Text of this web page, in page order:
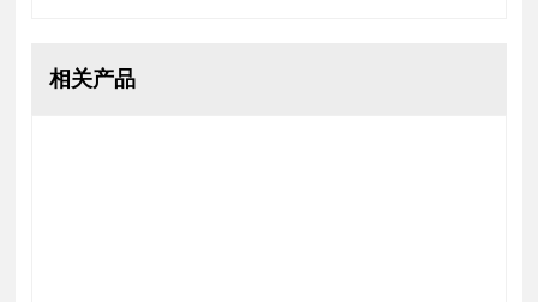
相关产品